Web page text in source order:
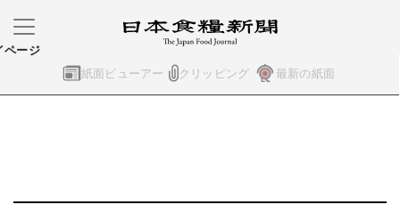
紙面ビューアー クリッピング 最新の紙面
ページ